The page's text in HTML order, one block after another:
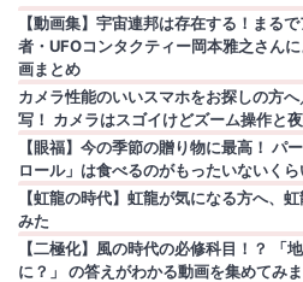
【動画集】宇宙連邦は存在する！まる
者・UFOコンタクティー岡本雅之さん
画まとめ
カメラ性能のいいスマホをお探しの方
写！ カメラはスゴイけどズーム操作と
【眼福】今の季節の贈り物に最高！ パ
ロール」は食べるのがもったいないくら
【虹龍の時代】虹龍が気になる方へ、
みた
【二極化】風の時代の必修科目！？ 「
に？」 の答えがわかる動画を集めてみま